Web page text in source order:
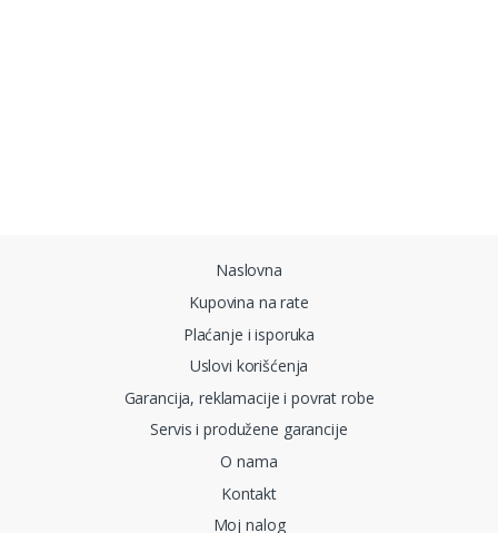
Naslovna
Kupovina na rate
Plaćanje i isporuka
Uslovi korišćenja
Garancija, reklamacije i povrat robe
Servis i produžene garancije
O nama
Kontakt
Moj nalog